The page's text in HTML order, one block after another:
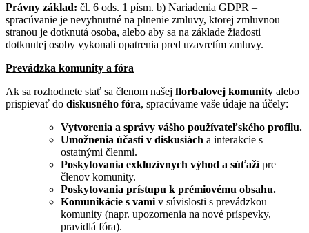
Právny základ: čl. 6 ods. 1 písm. b) Nariadenia GDPR –
spracúvanie je nevyhnutné na plnenie zmluvy, ktorej zmluvnou
stranou je dotknutá osoba, alebo aby sa na základe žiadosti
dotknutej osoby vykonali opatrenia pred uzavretím zmluvy.
Prevádzka komunity a fóra
Ak sa rozhodnete stať sa členom našej florbalovej komunity alebo
prispievať do diskusného fóra, spracúvame vaše údaje na účely:
Vytvorenia a správy vášho používateľského profilu.
Umožnenia účasti v diskusiách a interakcie s
ostatnými členmi.
Poskytovania exkluzívnych výhod a súťažípre
členov komunity.
Poskytovania prístupu k prémiovému obsahu.
Komunikácie s vami v súvislosti s prevádzkou
komunity (napr. upozornenia na nové príspevky,
pravidlá fóra).